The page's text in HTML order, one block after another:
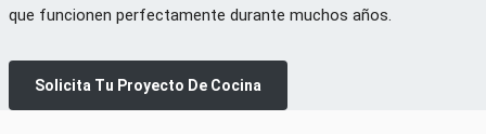
que funcionen perfectamente durante muchos años.
Solicita Tu Proyecto De Cocina